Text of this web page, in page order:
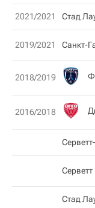
2021/2021 Стад
2019/2021 Санкт-
2018/2019
2016/2018
Серветт
Стад